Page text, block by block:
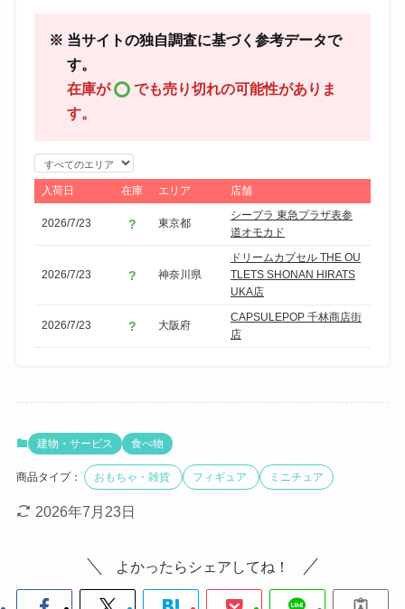
※ 当サイトの独自調査に基づく参考データで
す。
在庫が
でも売り切れの可能性がありま
す。
エ
リ
ア
で
り
み
入荷日 在庫 エリア 店舗
2026/7/23 東京都
シープラ 東急プラザ表参
道オモカド
2026/7/23 神奈川県
ドリームカプセル THE OU
TLETS SHONAN HIRATS
UKA店
2026/7/23 大阪府
CAPSULEPOP 千林商店街
店
建物・サービス 食べ物
商品タイプ： おもちゃ・雑貨 フィギュア ミニチュア
2026年7月23日
よかったらシェアしてね！